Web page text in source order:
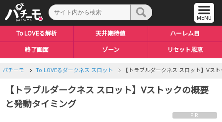
To LOVEる解析 天井期待値 ハーレム目
終了画面 ゾーン リセット恩恵
パチーモ To LOVEるダークネス スロット 【トラブルダークネス スロット】Vス
【トラブルダークネス スロット】Vストックの概要
と発動タイミング
PR